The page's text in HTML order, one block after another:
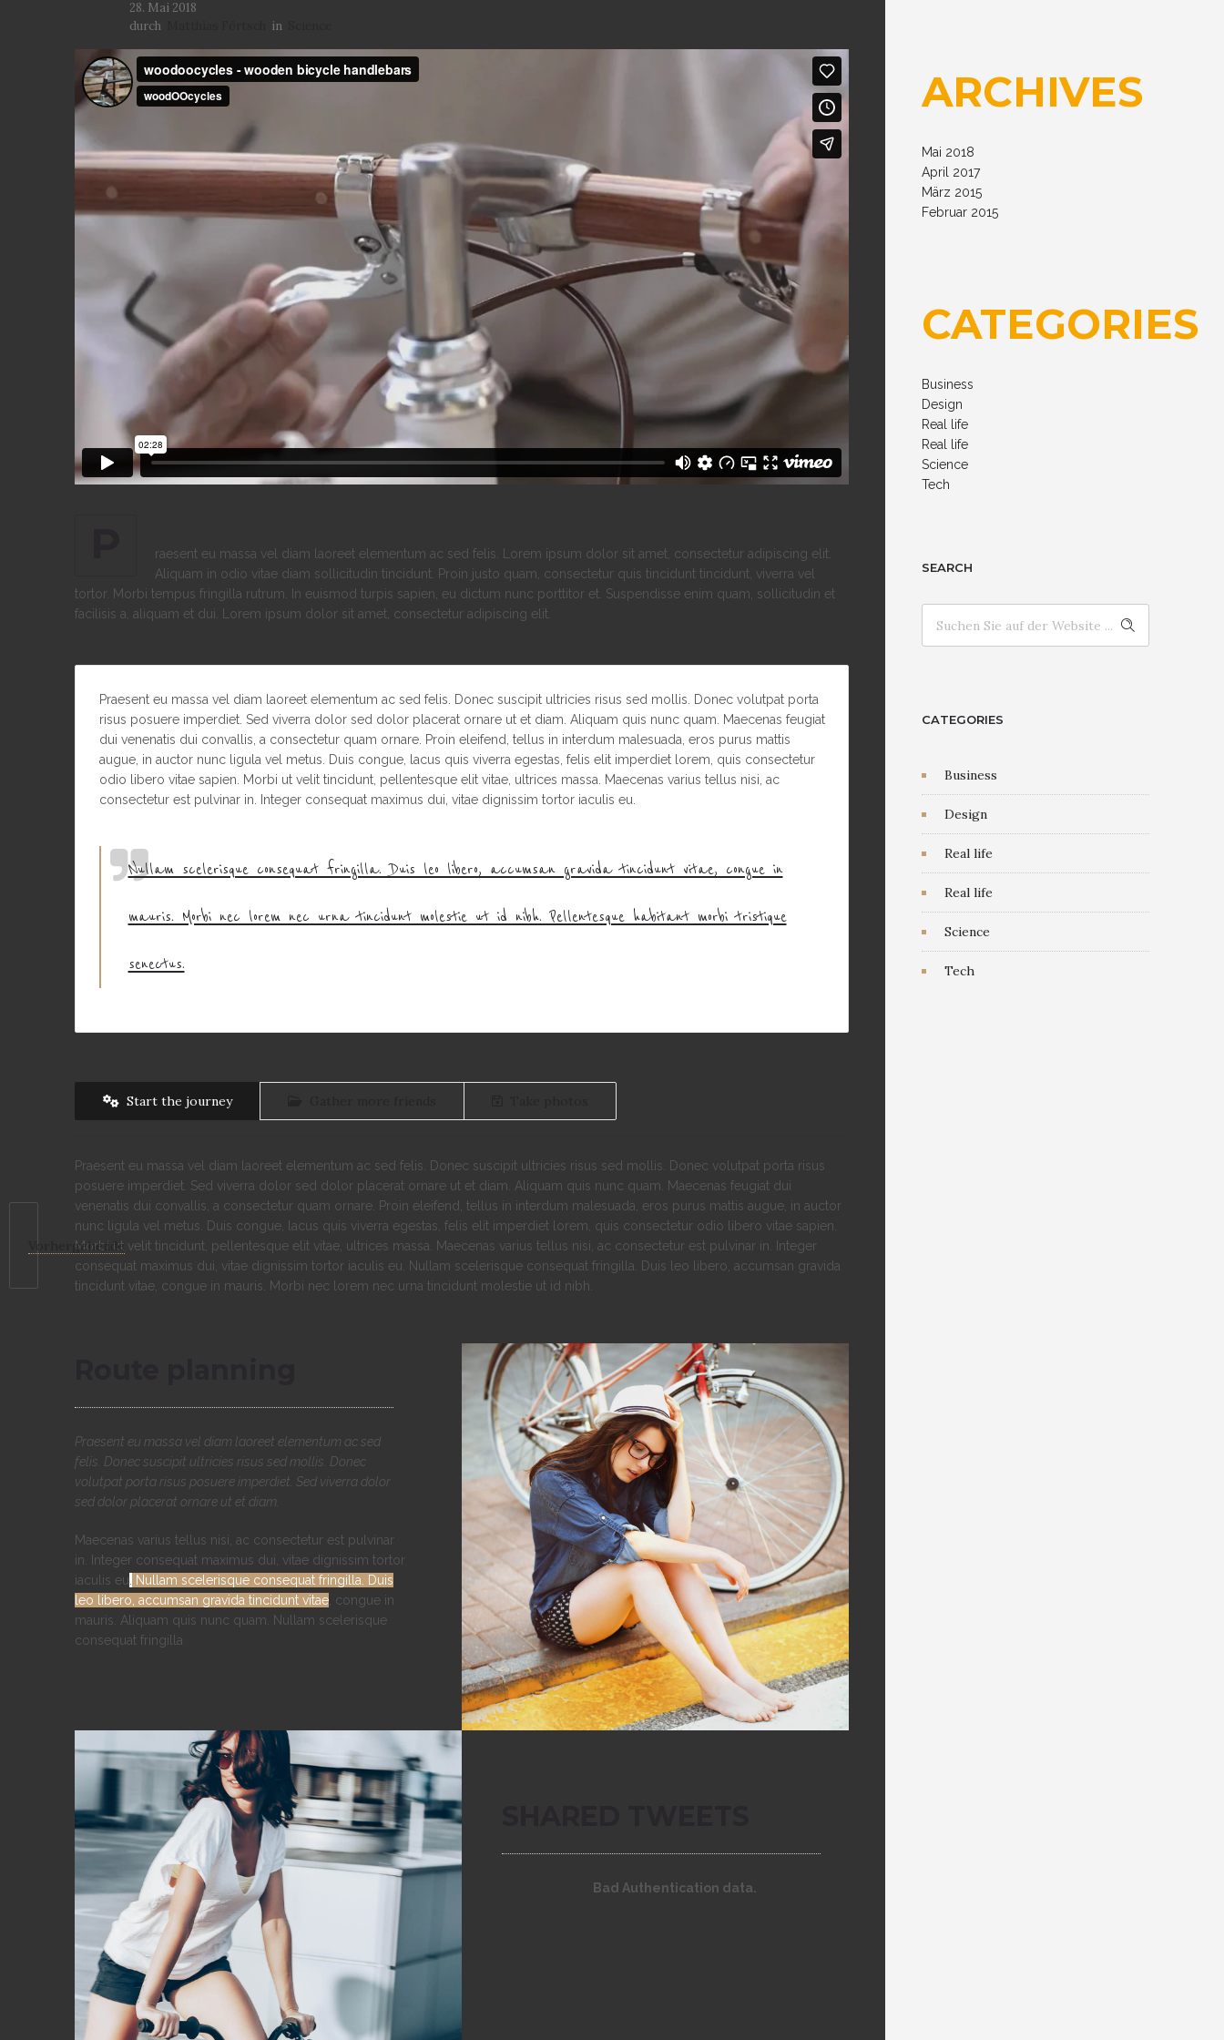
Vorhergehende
28. Mai 2018
durch
in
raesent eu massa vel diam laoreet elementum ac sed felis. Lorem ipsum dolor sit amet, consectetur adipiscing elit.
Aliquam in odio vitae diam sollicitudin tincidunt. Proin justo quam, consectetur quis tincidunt tincidunt, viverra vel
tortor. Morbi tempus fringilla rutrum. In euismod turpis sapien, eu dictum nunc porttitor et. Suspendisse enim quam, sollicitudin et
facilisis a, aliquam et dui. Lorem ipsum dolor sit amet, consectetur adipiscing elit.
Praesent eu massa vel diam laoreet elementum ac sed felis. Donec suscipit ultricies risus sed mollis. Donec volutpat porta
risus posuere imperdiet. Sed viverra dolor sed dolor placerat ornare ut et diam. Aliquam quis nunc quam. Maecenas feugiat
dui venenatis dui convallis, a consectetur quam ornare. Proin eleifend, tellus in interdum malesuada, eros purus mattis
augue, in auctor nunc ligula vel metus. Duis congue, lacus quis viverra egestas, felis elit imperdiet lorem, quis consectetur
odio libero vitae sapien. Morbi ut velit tincidunt, pellentesque elit vitae, ultrices massa. Maecenas varius tellus nisi, ac
consectetur est pulvinar in. Integer consequat maximus dui, vitae dignissim tortor iaculis eu.
Nullam scelerisque consequat fringilla. Duis leo libero, accumsan gravida tincidunt vitae, congue in
mauris. Morbi nec lorem nec urna tincidunt molestie ut id nibh. Pellentesque habitant morbi tristique
senectus.
Start the journey
Praesent eu massa vel diam laoreet elementum ac sed felis. Donec suscipit ultricies risus sed mollis. Donec volutpat porta risus
posuere imperdiet. Sed viverra dolor sed dolor placerat ornare ut et diam. Aliquam quis nunc quam. Maecenas feugiat dui
venenatis dui convallis, a consectetur quam ornare. Proin eleifend, tellus in interdum malesuada, eros purus mattis augue, in auctor
nunc ligula vel metus. Duis congue, lacus quis viverra egestas, felis elit imperdiet lorem, quis consectetur odio libero vitae sapien.
Morbi ut velit tincidunt, pellentesque elit vitae, ultrices massa. Maecenas varius tellus nisi, ac consectetur est pulvinar in. Integer
consequat maximus dui, vitae dignissim tortor iaculis eu. Nullam scelerisque consequat fringilla. Duis leo libero, accumsan gravida
tincidunt vitae, congue in mauris. Morbi nec lorem nec urna tincidunt molestie ut id nibh.
Praesent eu massa vel diam laoreet elementum ac sed
felis. Donec suscipit ultricies risus sed mollis. Donec
volutpat porta risus posuere imperdiet. Sed viverra dolor
sed dolor placerat ornare ut et diam.
Maecenas varius tellus nisi, ac consectetur est pulvinar
in. Integer consequat maximus dui, vitae dignissim tortor
iaculis eu
Nullam scelerisque consequat fringilla. Duis
leo libero, accumsan gravida tincidunt vitae , congue in
mauris. Aliquam quis nunc quam. Nullam scelerisque
consequat fringilla
Bad Authentication data.
ARCHIVES
Mai 2018
April 2017
März 2015
Februar 2015
CATEGORIES
Business
Design
Real life
Real life
Science
Tech
SEARCH
CATEGORIES
Business
Design
Real life
Real life
Science
Tech